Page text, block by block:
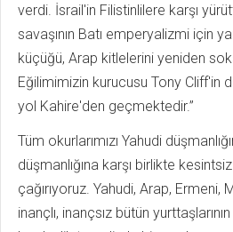
verdi. İsrail'in Filistinlilere karşı
savaşının Batı emperyalizmi için
küçüğü, Arap kitlelerini yeniden
Eğilimimizin kurucusu Tony Cliff'in
yol Kahire'den geçmektedir.”
Tüm okurlarımızı Yahudi
düşmanlığına karşı birlikte
çağırıyoruz. Yahudi, Arap, Ermeni,
inançlı, inançsız bütün